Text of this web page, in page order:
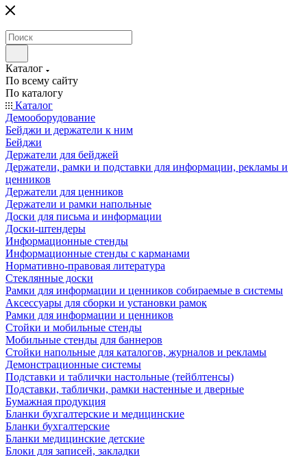
Каталог
По всему сайту
По каталогу
Каталог
Демооборудование
Бейджи и держатели к ним
Бейджи
Держатели для бейджей
Держатели, рамки и подставки для информации, рекламы и
ценников
Держатели для ценников
Держатели и рамки напольные
Доски для письма и информации
Доски-штендеры
Информационные стенды
Информационные стенды с карманами
Нормативно-правовая литература
Стеклянные доски
Рамки для информации и ценников собираемые в системы
Аксессуары для сборки и установки рамок
Рамки для информации и ценников
Стойки и мобильные стенды
Мобильные стенды для баннеров
Стойки напольные для каталогов, журналов и рекламы
Демонстрационные системы
Подставки и таблички настольные (тейблтенсы)
Подставки, таблички, рамки настенные и дверные
Бумажная продукция
Бланки бухгалтерские и медицинские
Бланки бухгалтерские
Бланки медицинские детские
Блоки для записей, закладки